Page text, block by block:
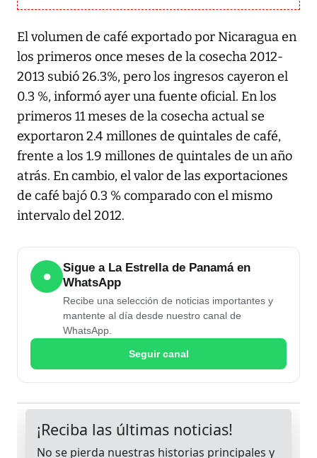
El volumen de café exportado por Nicaragua en
los primeros once meses de la cosecha 2012-
2013 subió 26.3%, pero los ingresos cayeron el
0.3 %, informó ayer una fuente oficial. En los
primeros 11 meses de la cosecha actual se
exportaron 2.4 millones de quintales de café,
frente a los 1.9 millones de quintales de un año
atrás. En cambio, el valor de las exportaciones
de café bajó 0.3 % comparado con el mismo
intervalo del 2012.
●
Sigue a La Estrella de Panamá en
WhatsApp
Recibe una selección de noticias importantes y
mantente al día desde nuestro canal de
WhatsApp.
Seguir canal